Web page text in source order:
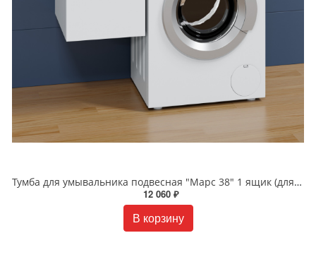
Тумба для умывальника подвесная "Марс 38" 1 ящик (для ум.Лидер 1000 литой мрамор)
12 060 ₽
В корзину